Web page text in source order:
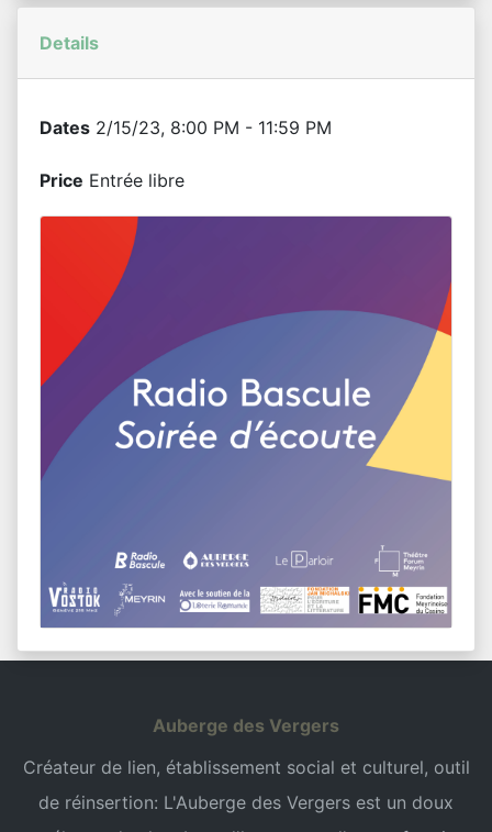
Details
Dates 2/15/23, 8:00 PM - 11:59 PM
Price Entrée libre
Auberge des Vergers
Créateur de lien, établissement social et culturel, outil
de réinsertion: L'Auberge des Vergers est un doux